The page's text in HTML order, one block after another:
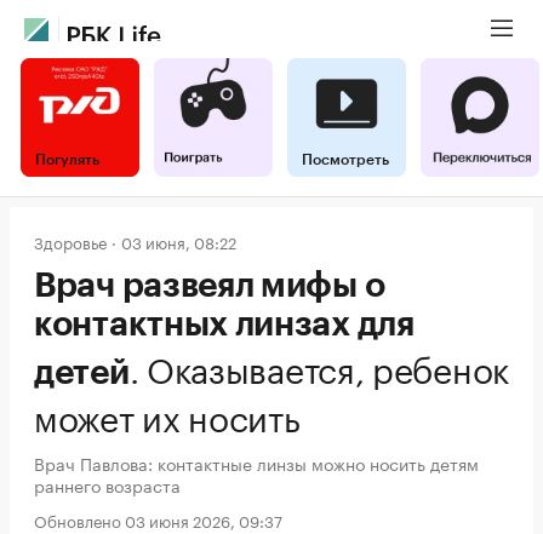
Погулять Посмотреть
Здоровье 03 июня, 08:22
Врач развеял мифы о
контактных линзах для
детей. Оказывается, ребенок
может их носить
Врач Павлова: контактные линзы можно носить детям
раннего возраста
Обновлено 03 июня 2026, 09:37